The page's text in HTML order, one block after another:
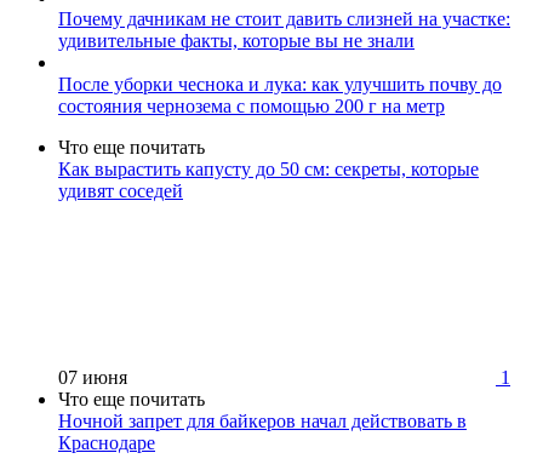
Почему дачникам не стоит давить слизней на участке:
удивительные факты, которые вы не знали
После уборки чеснока и лука: как улучшить почву до
состояния чернозема с помощью 200 г на метр
Что еще почитать
Как вырастить капусту до 50 см: секреты, которые
удивят соседей
07 июня
1
Что еще почитать
Ночной запрет для байкеров начал действовать в
Краснодаре